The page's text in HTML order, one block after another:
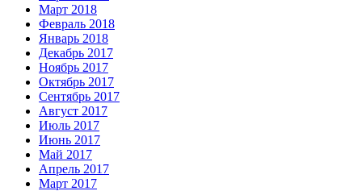
Март 2018
Февраль 2018
Январь 2018
Декабрь 2017
Ноябрь 2017
Октябрь 2017
Сентябрь 2017
Август 2017
Июль 2017
Июнь 2017
Май 2017
Апрель 2017
Март 2017